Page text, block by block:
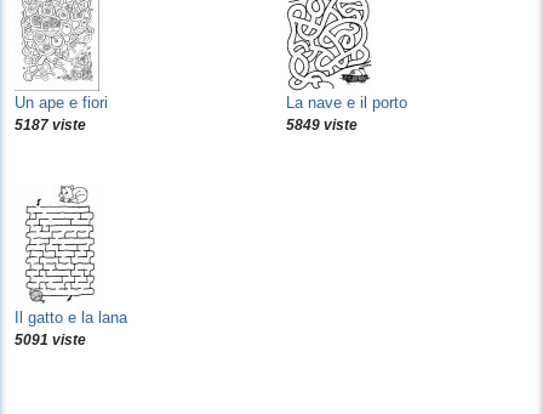
Un ape e fiori
5187 viste
La nave e il porto
5849 viste
Il gatto e la lana
5091 viste